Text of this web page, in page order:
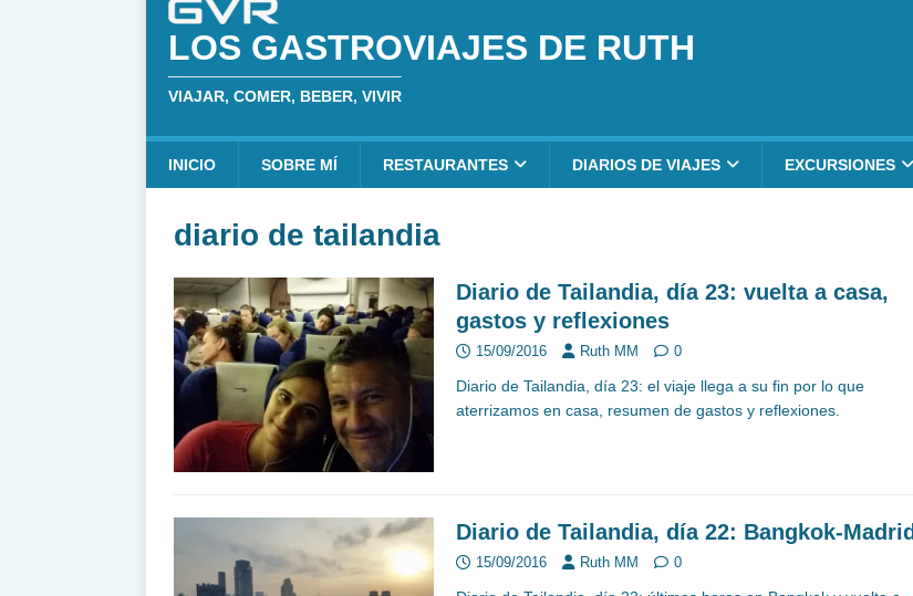
LOS GASTROVIAJES DE RUTH
VIAJAR, COMER, BEBER, VIVIR
INICIO SOBRE MÍ RESTAURANTES DIARIOS DE VIAJES EXCURSIONES
diario de tailandia
Diario de Tailandia, día 23: vuelta a casa,
gastos y reflexiones
15/09/2016 Ruth MM 0
Diario de Tailandia, día 23: el viaje llega a su fin por lo que
aterrizamos en casa, resumen de gastos y reflexiones.
Diario de Tailandia, día 22: Bangkok-Madrid
15/09/2016 Ruth MM 0